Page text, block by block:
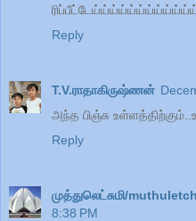
Reply
T.V.ராதாகிருஷ்ணன்
அந்த பிஞ்சு
Reply
முத்துலெட்சுமி/
8:38 PM